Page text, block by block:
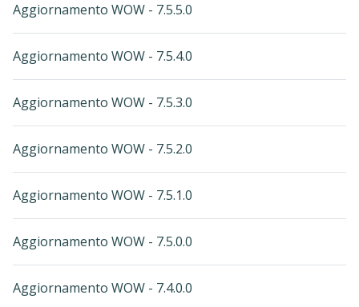
Aggiornamento WOW - 7.5.5.0
Aggiornamento WOW - 7.5.4.0
Aggiornamento WOW - 7.5.3.0
Aggiornamento WOW - 7.5.2.0
Aggiornamento WOW - 7.5.1.0
Aggiornamento WOW - 7.5.0.0
Aggiornamento WOW - 7.4.0.0